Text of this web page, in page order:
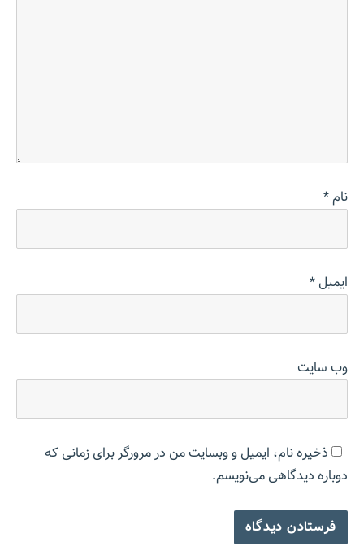
نام*
ایمیل*
وب‌ سایت
ذخیره نام، ایمیل و وبسایت من در مرورگر برای زمانی که
دوباره دیدگاهی می‌نویسم.